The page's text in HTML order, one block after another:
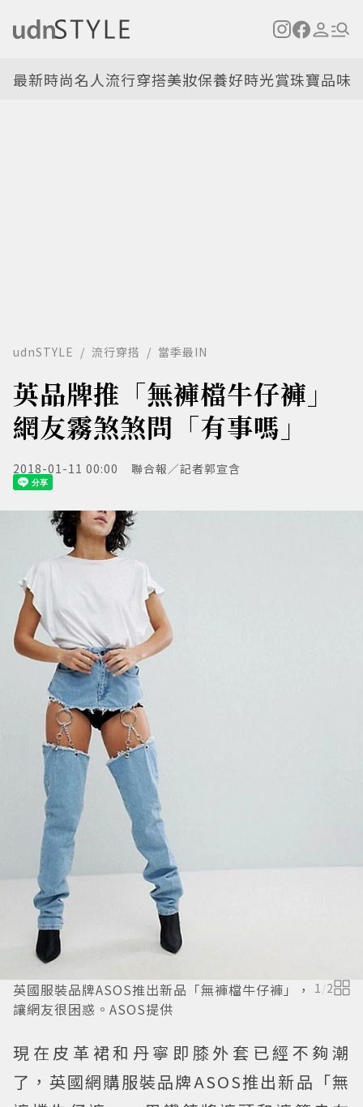
最新時尚名人流行穿搭美妝保養好時光賞珠寶品味
udnSTYLE 流行穿搭 當季最IN
英品牌推「無褲檔牛仔褲」
網友霧煞煞問「有事嗎」
2018-01-11 00:00 聯合報／記者郭宣含
英國服裝品牌ASOS推出新品「無褲檔牛仔褲」，
讓網友很困惑。ASOS提供
1 /2
現在皮革裙和丹寧即膝外套已經不夠潮
了，英國網購服裝品牌ASOS推出新品「無